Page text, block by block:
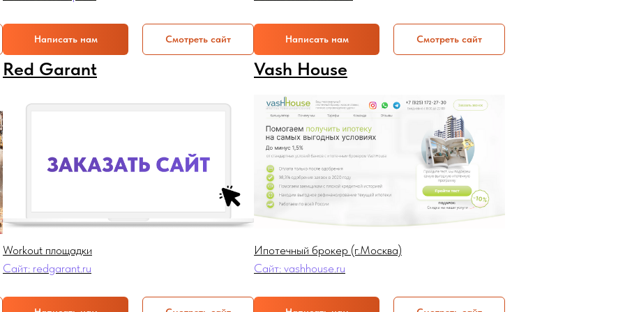
Диагностика маркетинга в мягкой форме.
Без боли.
Смотреть сайт
Написать нам Смотреть сайт
Написать нам
Workout площадки
Сайт: redgarant.ru
Red Garant
Ипотечный брокер (г.Москва)
Сайт: vashhouse.ru
Vash House